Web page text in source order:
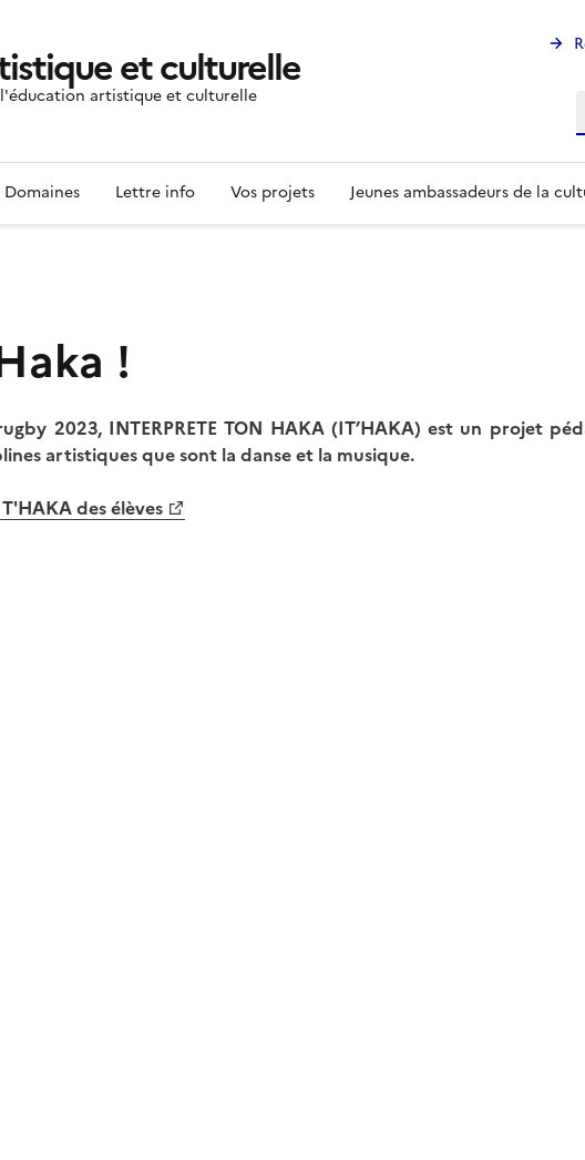
et culturelle
artistique et culturelle
Domaines Lettre info Vos projets Jeunes ambassadeurs de la
!
2023, INTERPRETE TON HAKA (IT’HAKA) est un projet
artistiques que sont la danse et la musique.
des élèves